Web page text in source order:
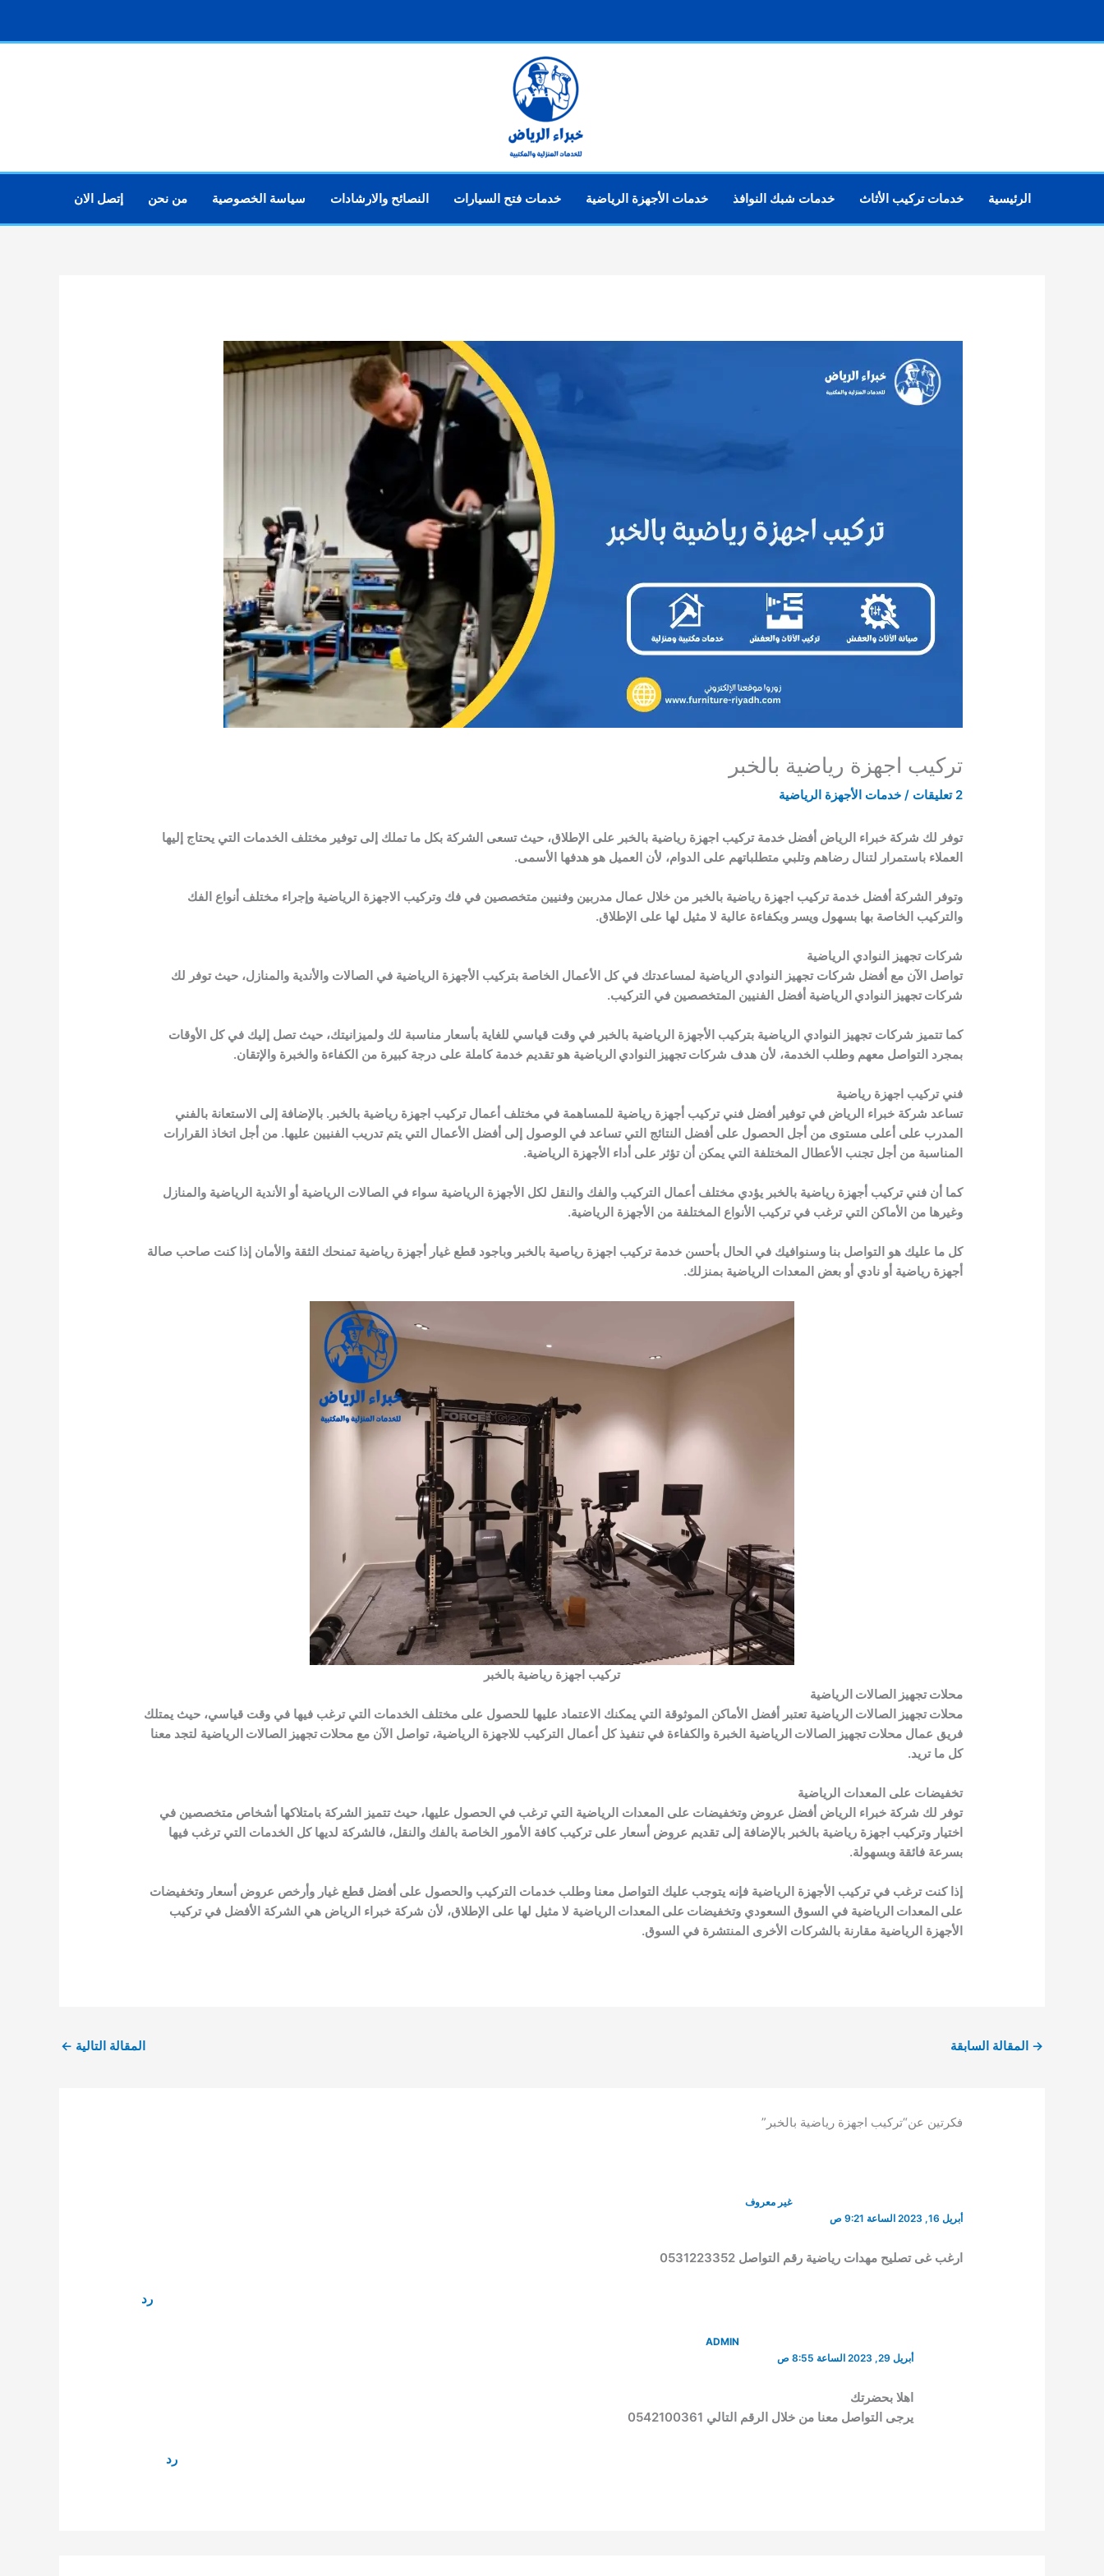
المحتوى
الرئيسية خدمات تركيب الأثاث خدمات شبك النوافذ خدمات الأجهزة الرياضية خدمات فتح السيارات النصائح والارشادات سياسة الخصوصية من نحن إتصل الان
تركيب اجهزة رياضية بالخبر
2 تعليقات /خدمات الأجهزة الرياضية
توفر لك شركة خبراء الرياض أفضل خدمة تركيب اجهزة رياضية بالخبر على الإطلاق، حيث تسعى الشركة بكل ما تملك إلى توفير مختلف الخدمات التي يحتاج إليها
العملاء باستمرار لتنال رضاهم وتلبي متطلباتهم على الدوام، لأن العميل هو هدفها الأسمى.
وتوفر الشركة أفضل خدمة تركيب اجهزة رياضية بالخبر من خلال عمال مدربين وفنيين متخصصين في فك وتركيب الاجهزة الرياضية وإجراء مختلف أنواع الفك
والتركيب الخاصة بها بسهول ويسر وبكفاءة عالية لا مثيل لها على الإطلاق.
شركات تجهيز النوادي الرياضية
تواصل الآن مع أفضل شركات تجهيز النوادي الرياضية لمساعدتك في كل الأعمال الخاصة بتركيب الأجهزة الرياضية في الصالات والأندية والمنازل، حيث توفر لك
شركات تجهيز النوادي الرياضية أفضل الفنيين المتخصصين في التركيب.
كما تتميز شركات تجهيز النوادي الرياضية بتركيب الأجهزة الرياضية بالخبر في وقت قياسي للغاية بأسعار مناسبة لك ولميزانيتك، حيث تصل إليك في كل الأوقات
بمجرد التواصل معهم وطلب الخدمة، لأن هدف شركات تجهيز النوادي الرياضية هو تقديم خدمة كاملة على درجة كبيرة من الكفاءة والخبرة والإتقان.
فني تركيب اجهزة رياضية
تساعد شركة خبراء الرياض في توفير أفضل فني تركيب أجهزة رياضية للمساهمة في مختلف أعمال تركيب اجهزة رياضية بالخبر. بالإضافة إلى الاستعانة بالفني
المدرب على أعلى مستوى من أجل الحصول على أفضل النتائج التي تساعد في الوصول إلى أفضل الأعمال التي يتم تدريب الفنيين عليها. من أجل اتخاذ القرارات
المناسبة من أجل تجنب الأعطال المختلفة التي يمكن أن تؤثر على أداء الأجهزة الرياضية.
كما أن فني تركيب أجهزة رياضية بالخبر يؤدي مختلف أعمال التركيب والفك والنقل لكل الأجهزة الرياضية سواء في الصالات الرياضية أو الأندية الرياضية والمنازل
وغيرها من الأماكن التي ترغب في تركيب الأنواع المختلفة من الأجهزة الرياضية.
كل ما عليك هو التواصل بنا وسنوافيك في الحال بأحسن خدمة تركيب اجهزة رياصية بالخبر وباجود قطع غيار أجهزة رياضية تمنحك الثقة والأمان إذا كنت صاحب صالة
أجهزة رياضية أو نادي أو بعض المعدات الرياضية بمنزلك.
تركيب اجهزة رياضية بالخبر
محلات تجهيز الصالات الرياضية
محلات تجهيز الصالات الرياضية تعتبر أفضل الأماكن الموثوقة التي يمكنك الاعتماد عليها للحصول على مختلف الخدمات التي ترغب فيها في وقت قياسي، حيث يمتلك
فريق عمالمحلات تجهيز الصالات الرياضية الخبرة والكفاءة في تنفيذ كل أعمال التركيب للاجهزة الرياضية، تواصل الآن معمحلات تجهيز الصالات الرياضية لتجد معنا
كل ما تريد.
تخفيضات على المعدات الرياضية
توفر لك شركة خبراء الرياض أفضل عروض وتخفيضات على المعدات الرياضية التي ترغب في الحصول عليها، حيث تتميز الشركة بامتلاكها أشخاص متخصصين في
اختيار وتركيب اجهزة رياضية بالخبر بالإضافة إلى تقديم عروض أسعار على تركيب كافة الأمور الخاصة بالفك والنقل، فالشركة لديها كل الخدمات التي ترغب فيها
بسرعة فائقة وبسهولة.
إذا كنت ترغب في تركيب الأجهزة الرياضية فإنه يتوجب عليك التواصل معنا وطلب خدمات التركيب والحصول على أفضل قطع غيار وأرخص عروض أسعار وتخفيضات
على المعدات الرياضية في السوق السعودي وتخفيضات على المعدات الرياضية لا مثيل لها على الإطلاق، لأن شركة خبراء الرياض هي الشركة الأفضل في تركيب
الأجهزة الرياضية مقارنة بالشركات الأخرى المنتشرة في السوق.
→ المقالة السابقة المقالة التالية ←
فكرتين عن“تركيب اجهزة رياضية بالخبر”
غير معروف
أبريل 16, 2023 الساعة 9:21 ص
ارغب غى تصليح مهدات رياضية رقم التواصل 0531223352
رد
ADMIN
أبريل 29, 2023 الساعة 8:55 ص
اهلا بحضرتك
يرجى التواصل معنا من خلال الرقم التالي 0542100361
رد